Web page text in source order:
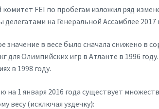
комитет FEI по пробегам изложил ряд
делегатами на Генеральной Ассамблее
значение в весе было сначала снижено в
кг для Олимпийских игр в Атланте в 1996
в 1998 году.
на 1 января 2016 года существует
весу (исключая уздечку):